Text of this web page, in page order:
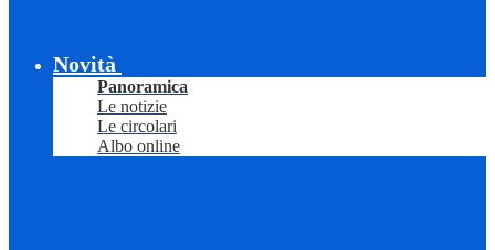
Novità
Panoramica
Le notizie
Le circolari
Albo online